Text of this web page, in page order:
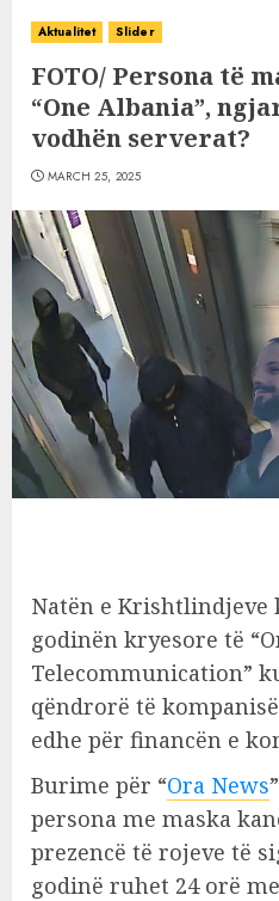
Aktualitet Slider
FOTO/ Persona të
“One Albania”,
vodhën serverat?
MARCH 25, 2025
Natën e Krishtlindjeve
godinën kryesore të
Telecommunication”
qëndrorë të
edhe për financën e
Burime për “Ora News
persona me maska
prezencë të rojeve të
godinë ruhet 24 orë